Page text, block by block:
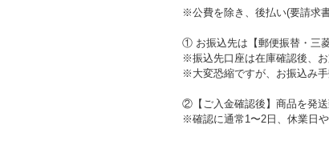
※公費を除き、後払い(要請求
① お振込先は【郵便振替・三
※振込先口座は在庫確認後、お
※大変恐縮ですが、お振込み手
②【ご入金確認後】商品を発送
※確認に通常1〜2日、休業日